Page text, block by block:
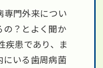
専門外来につい
の？とよく聞か
疾患であり、ま
にいる歯周病菌